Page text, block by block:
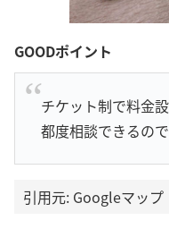
GOODポイント
チケット制で料金
都度相談できるの
引用元: Googleマップ